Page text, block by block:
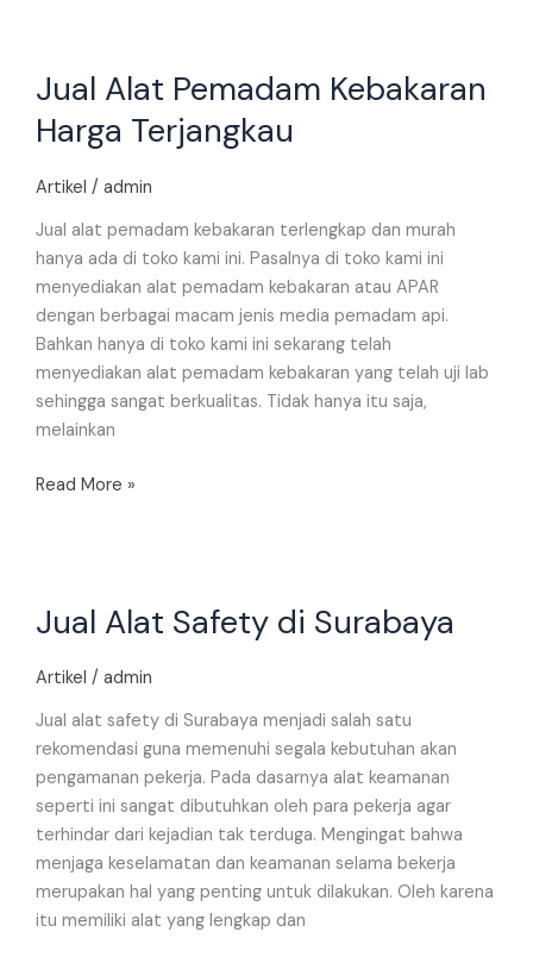
Jual Alat Pemadam Kebakaran
Harga Terjangkau
Artikel / admin
Jual alat pemadam kebakaran terlengkap dan murah
hanya ada di toko kami ini. Pasalnya di toko kami ini
menyediakan alat pemadam kebakaran atau APAR
dengan berbagai macam jenis media pemadam api.
Bahkan hanya di toko kami ini sekarang telah
menyediakan alat pemadam kebakaran yang telah uji lab
sehingga sangat berkualitas. Tidak hanya itu saja,
melainkan
Alat
Kebakaran
Terjangkau
Read More »
Jual Alat Safety di Surabaya
Artikel / admin
Jual alat safety di Surabaya menjadi salah satu
rekomendasi guna memenuhi segala kebutuhan akan
pengamanan pekerja. Pada dasarnya alat keamanan
seperti ini sangat dibutuhkan oleh para pekerja agar
terhindar dari kejadian tak terduga. Mengingat bahwa
menjaga keselamatan dan keamanan selama bekerja
merupakan hal yang penting untuk dilakukan. Oleh karena
itu memiliki alat yang lengkap dan
Alat
di